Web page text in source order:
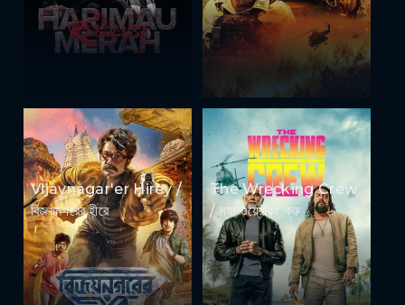
Vijaynagar'er Hirey /
বিজয়নগরের হীরে
The Wrecking Crew
/ দ্যা ওয়্রেকিং ক্রু